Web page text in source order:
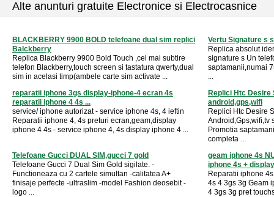
Alte anunturi gratuite Electronice si Electrocasnice
BLACKBERRY 9900 BOLD telefoane dual sim replici
Balckberry
Replica Blackberry 9900 Bold Touch ,cel mai subtire
telefon Blackberry,touch screen si tastatura qwerty,dual
sim in acelasi timp(ambele carte sim activate ...
Vertu Signature s
Replica absolut
signature s Un
saptamanii,numai
...
reparatii iphone 3gs display-iphone-4 ecran 4s
reparatii iphone 4 4s ...
service/ iphone autorizat - service iphone 4s, 4 ieftin
Reparatii iphone 4, 4s preturi ecran,geam,display
iphone 4 4s - service iphone 4, 4s display iphone 4 ...
Replici Htc Desire
android,gps,wifi
Replici Htc Desire
Android,Gps,wifi,tv
Promotia
completa ...
Telefoane Gucci DUAL SIM,gucci 7 gold
Telefoane Gucci 7 Dual Sim Gold sigilate. -
Functioneaza cu 2 cartele simultan -calitatea A+
finisaje perfecte -ultraslim -model Fashion deosebit -
logo ...
geam iphone 4s
iphone 4s +
Reparatii iphone
4s 4 3gs 3g Geam
4 3gs 3g pret